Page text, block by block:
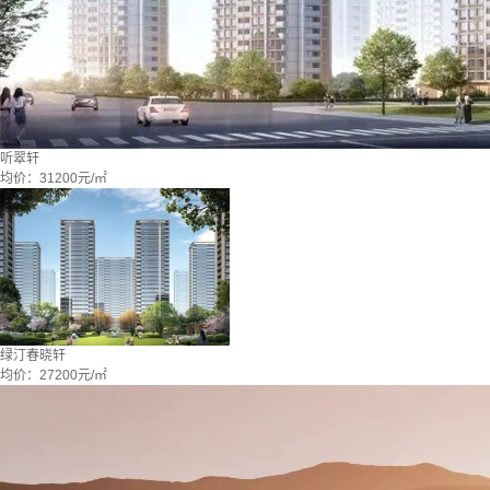
听翠轩
均价： 31200元/㎡
绿汀春晓轩
均价： 27200元/㎡